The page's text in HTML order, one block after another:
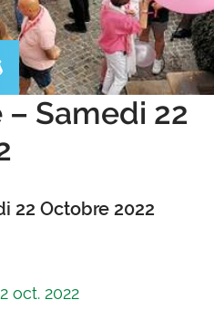
– Samedi 22
22 Octobre 2022
oct. 2022